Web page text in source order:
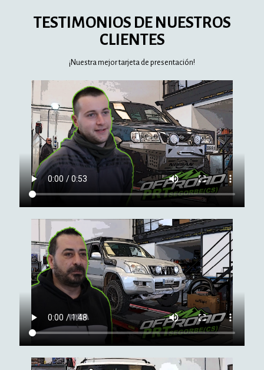
TESTIMONIOS DE NUESTROS
CLIENTES
¡Nuestra mejor tarjeta de presentación!